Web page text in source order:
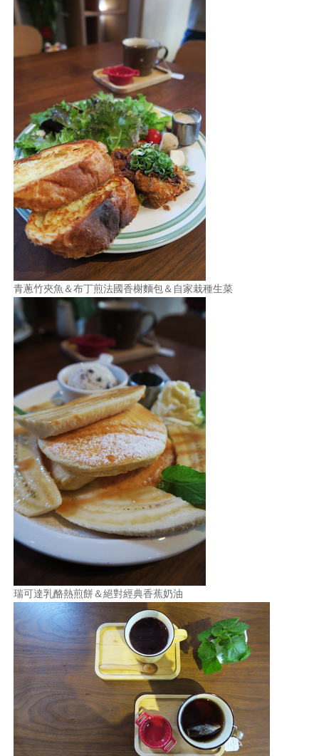
青蔥竹夾魚＆布丁煎法國香榭麵包＆自家栽種生菜
瑞可達乳酪熱煎餅＆絕對經典香蕉奶油